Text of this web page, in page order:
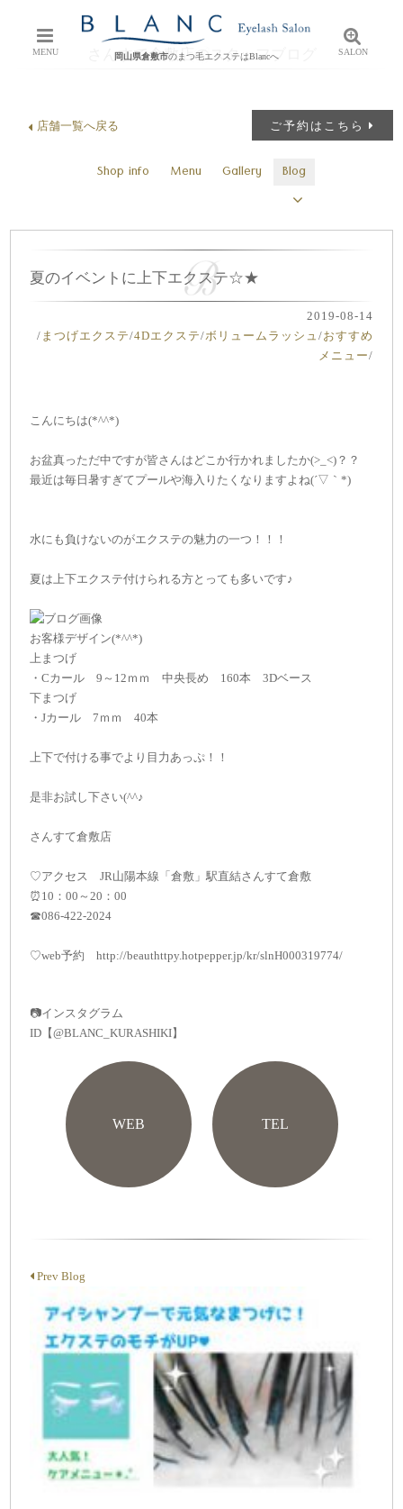
MENU 岡山県倉敷市のまつ毛エクステはBlancへ SALON
さんすて倉敷店のスタッフブログ
ご予約はこちら
店舗一覧へ戻る
Shop info Menu Gallery Blog
夏のイベントに上下エクステ☆★
2019-08-14
/ まつげエクステ/4Dエクステ/ボリュームラッシュ /おすすめ
メニュー/
こんにちは(*^^*)
お盆真っただ中ですが皆さんはどこか行かれましたか(>_<)？？
最近は毎日暑すぎてプールや海入りたくなりますよね(´▽｀*)
水にも負けないのがエクステの魅力の一つ！！！
夏は上下エクステ付けられる方とっても多いです♪
お客様デザイン(*^^*)
上まつげ
・Cカール 9～12ｍｍ 中央長め 160本 3Dベース
下まつげ
・Jカール 7ｍｍ 40本
上下で付ける事でより目力あっぷ！！
是非お試し下さい(^^♪
さんすて倉敷店
♡アクセス JR山陽本線「倉敷」駅直結さんすて倉敷
⏰10：00～20：00
☎086-422-2024
♡web予約 http://beauthttpy.hotpepper.jp/kr/slnH000319774/
📷インスタグラム
ID【@BLANC_KURASHIKI】
WEB TEL
Prev Blog